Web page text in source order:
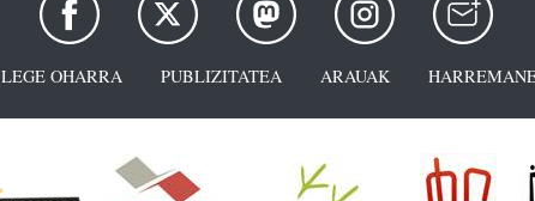
LEGE OHARRA PUBLIZITATEA ARAUAK